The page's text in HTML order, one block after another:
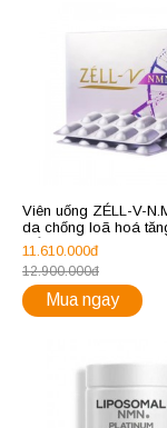
Viên uống ZÉLL-V-
da chống loã hoá
tuổi thọ
11.610.000đ
12.900.000đ
Mua ngay